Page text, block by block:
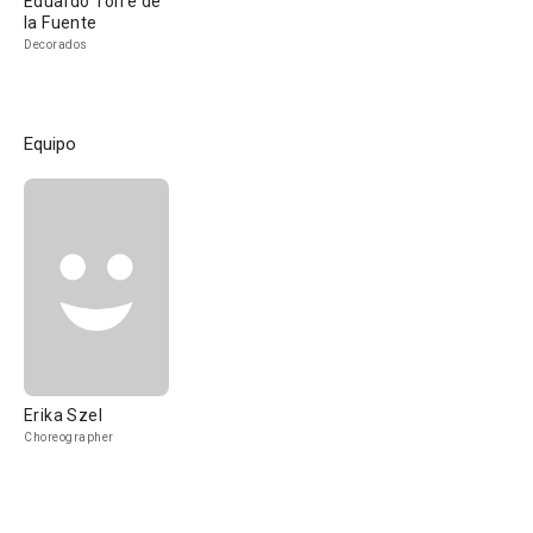
la Fuente
Decorados
Equipo
Erika Szel
Choreographer